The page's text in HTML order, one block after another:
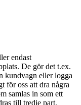
endast
De gör det t.ex.
kundvagn eller logga
för oss att dra några
samlas in som ett
till tredje part.